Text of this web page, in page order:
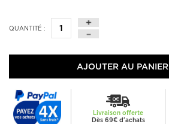
QUANTITÉ :
AJOUTER AU PANIER
Livraison offerte
Dès 69€ d'achats